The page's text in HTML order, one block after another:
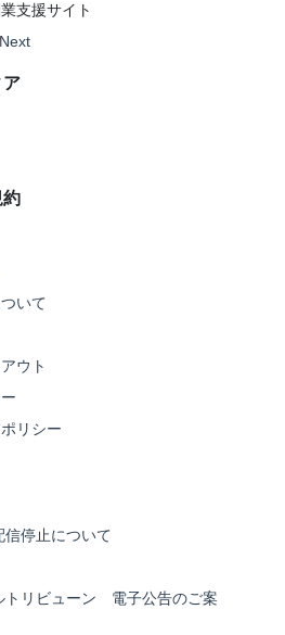
支援サイト
ア
約
いて
ウト
リシー
信停止について
トリビューン 電子公告のご案